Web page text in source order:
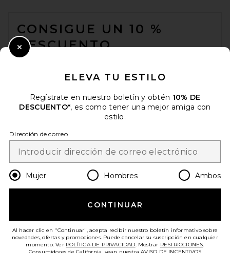
Everyday Jersey in Dark
Heather Grey
CONSIGUE UN 10 %
DESCUENTO
electrónico. Puede retirarse en cualquier momento.
Email Address
Change Country Regions
es USD
¡AYÚDANOS A MEJORAR!
ELEVA TU ESTILO
Regístrate en nuestro boletín y obtén 10% DE
DESCUENTO*, es como tener una mejor amiga con
estilo.
Dirección de correo
Mujer Hombres Ambos
CONTINUAR
Al hacer clic en "Continuar", acepta recibir nuestro boletín informativo sobre
novedades, ofertas y promociones. Puede cancelar su suscripción en cualquier
momento. Ver POLÍTICA DE PRIVACIDAD. Mostrar RESTRICCIONES.
Close Modal